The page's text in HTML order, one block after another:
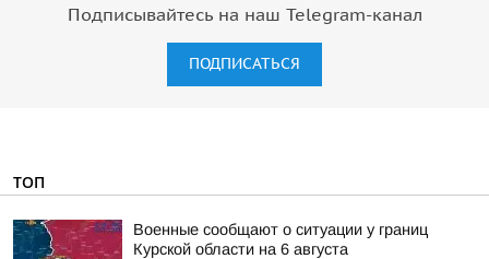
Подписывайтесь на наш Telegram-канал
ПОДПИСАТЬСЯ
ТОП
Военные сообщают о ситуации у границ
Курской области на 6 августа